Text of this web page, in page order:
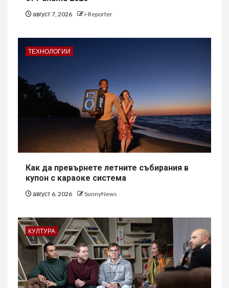
август 7, 2026 i-Reporter
ТЕХНОЛОГИИ
Как да превърнете летните събирания в
купон с караоке система
август 6, 2026 SunnyNews
КУЛТУРА